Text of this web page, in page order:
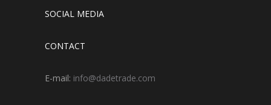
SOCIAL MEDIA
CONTACT
E-mail: info@dadetrade.com